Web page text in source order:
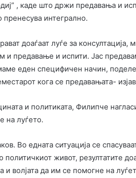
, каде што држи предавања и
интегрално.
доаѓаат луѓе за
предавање и испити. Јас
еден специфичен начин,
кога се предавањата-
и политиката, Филипче
на луѓето.
Во едната ситуација се
политичкиот живот, резултатите
и волјата да им се помогне на